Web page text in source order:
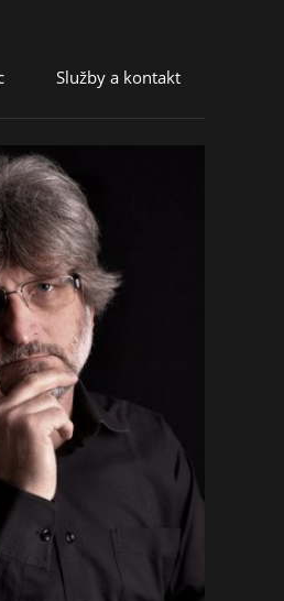
Služby a kontakt